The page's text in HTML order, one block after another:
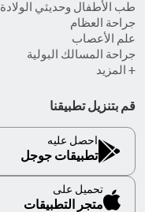
طب الأطفال وحديثي الولادة
جراحة العظام
علم الأعصاب
جراحة المسالك البولية
+ المزيد
قم بتنزيل تطبيقنا
احصل عليه
تطبيقات جوجل
تحميل على
متجر التطبيقات